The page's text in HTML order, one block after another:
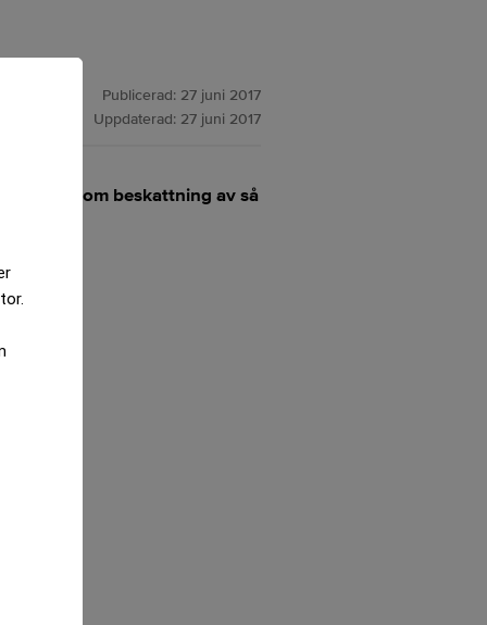
Publicerad: 27 juni 2017
Uppdaterad: 27 juni 2017
domar om beskattning av så